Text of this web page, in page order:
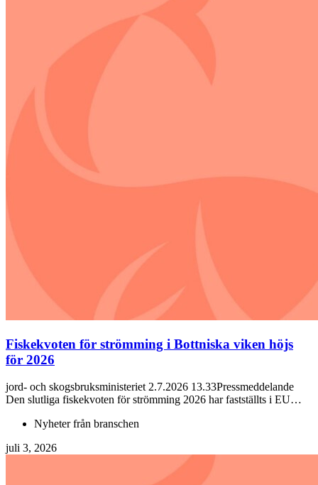
Fiskekvoten för strömming i Bottniska viken höjs
för 2026
jord- och skogsbruksministeriet 2.7.2026 13.33Pressmeddelande
Den slutliga fiskekvoten för strömming 2026 har fastställts i EU…
Nyheter från branschen
juli 3, 2026